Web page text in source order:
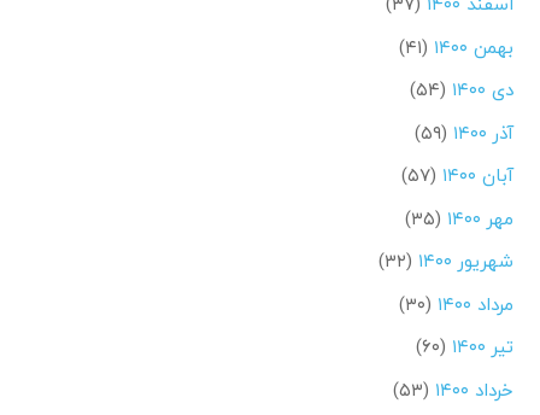
بهمن ۱۴۰۰
(۴۱)
دی ۱۴۰۰
(۵۴)
آذر ۱۴۰۰
(۵۹)
آبان ۱۴۰۰
(۵۷)
مهر ۱۴۰۰
(۳۵)
شهریور ۱۴۰۰
(۳۲)
مرداد ۱۴۰۰
(۳۰)
تیر ۱۴۰۰
(۶۰)
خرداد ۱۴۰۰
(۵۳)